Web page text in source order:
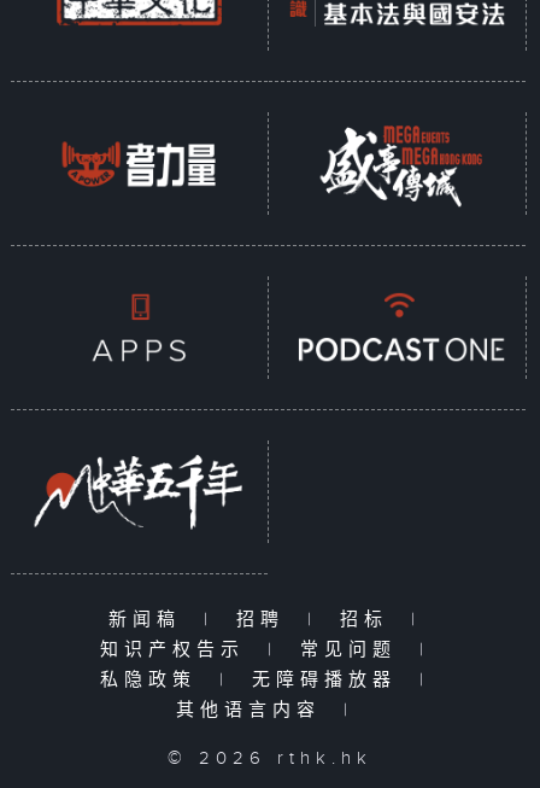
新闻稿 | 招聘 | 招标
|
知识产权告示
| 常见问题
|
私隐政策
| 无障碍播放器
|
其他语言内容
|
© 2026 rthk.hk